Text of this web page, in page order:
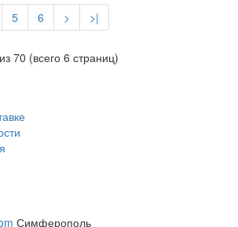
5 6 > >|
70 (всего 6 страниц)
Симферополь